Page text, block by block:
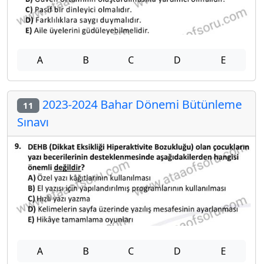
A B C D E
11 2023-2024 Bahar Dönemi Bütünleme
Sınavı
A B C D E